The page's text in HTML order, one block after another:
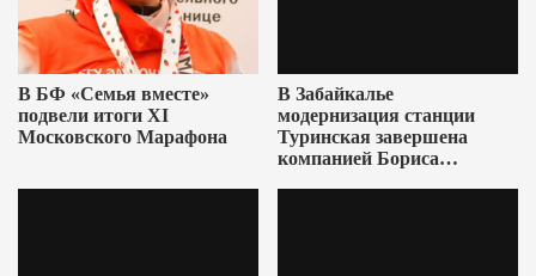
В БФ «Семья вместе»
подвели итоги XI
Московского Марафона
В Забайкалье
модернизация станции
Туринская завершена
компанией Бориса